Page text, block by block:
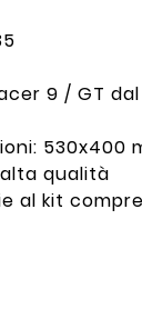
9 / GT dal
530x400
qualità
al kit